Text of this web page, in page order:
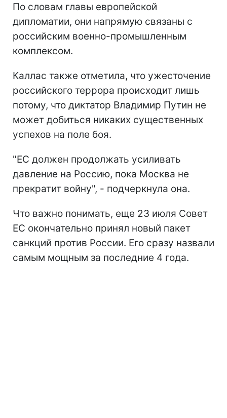
По словам главы европейской
дипломатии, они напрямую связаны с
российским военно-промышленным
комплексом.
Каллас также отметила, что ужесточение
российского террора происходит лишь
потому, что диктатор Владимир Путин не
может добиться никаких существенных
успехов на поле боя.
"ЕС должен продолжать усиливать
давление на Россию, пока Москва не
прекратит войну", - подчеркнула она.
Что важно понимать, еще 23 июля Совет
ЕС окончательно принял новый пакет
санкций против России. Его сразу назвали
самым мощным за последние 4 года.